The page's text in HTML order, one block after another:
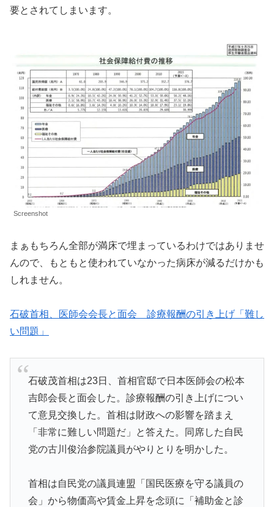
要とされてしまいます。
Screenshot
まぁもちろん全部が満床で埋まっているわけではありませ
んので、もともと使われていなかった病床が減るだけかも
しれません。
石破首相、医師会会長と面会 診療報酬の引き上げ「難し
い問題」
石破茂首相は23日、首相官邸で日本医師会の松本
吉郎会長と面会した。診療報酬の引き上げについ
て意見交換した。首相は財政への影響を踏まえ
「非常に難しい問題だ」と答えた。同席した自民
党の古川俊治参院議員がやりとりを明かした。
首相は自民党の議員連盟「国民医療を守る議員の
会」から物価高や賃金上昇を念頭に「補助金と診